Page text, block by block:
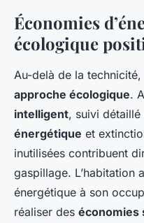
Économies
écologique
Au-delà de la technicité,
approche écologique.
intelligent, suivi détaillé
énergétique et
inutilisées contribuent
gaspillage. L’habitation
énergétique à son
réaliser des économies